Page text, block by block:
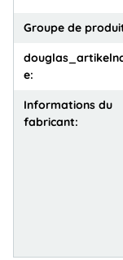
Groupe de
e:
Informations du
fabricant: